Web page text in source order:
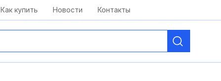
kai@antelcom.ru c 08:00 до 20:00
Как купить Новости Контакты